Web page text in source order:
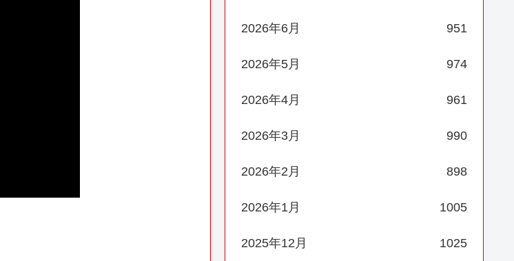
2026年6月 951
2026年5月 974
2026年4月 961
2026年3月 990
2026年2月 898
2026年1月 1005
2025年12月 1025